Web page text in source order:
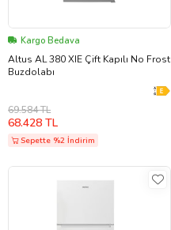
Kargo Bedava
Altus AL 380 XIE Çift Kapılı No Frost
Buzdolabı
69.584 TL
68.428 TL
Sepette %2 İndirim